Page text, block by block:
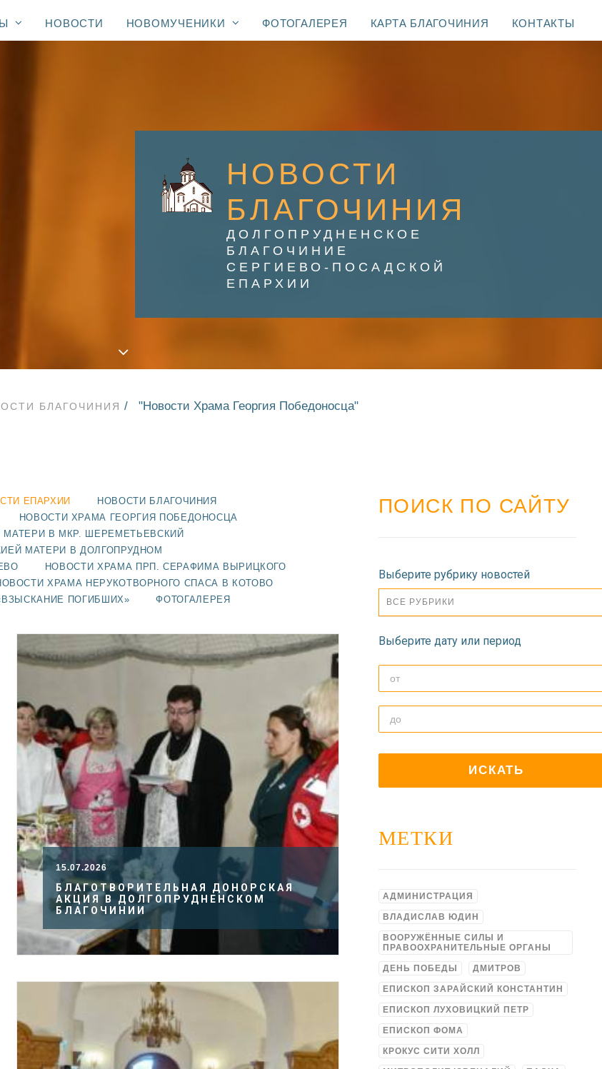
НОВОСТИ НОВОМУЧЕНИКИ ФОТОГАЛЕРЕЯ КАРТА БЛАГОЧИНИЯ КОНТАКТЫ
НОВОСТИ
БЛАГОЧИНИЯ
ДОЛГОПРУДНЕНСКОЕ
БЛАГОЧИНИЕ
СЕРГИЕВО-ПОСАДСКОЙ
ЕПАРХИИ
БЛАГОЧИНИЯ "Новости Храма Георгия Победоносца"
ЕПАРХИИ
НОВОСТИ БЛАГОЧИНИЯ
НОВОСТИ ХРАМА ГЕОРГИЯ ПОБЕДОНОСЦА
В МКР. ШЕРЕМЕТЬЕВСКИЙ
МАТЕРИ В ДОЛГОПРУДНОМ
НОВОСТИ ХРАМА ПРП. СЕРАФИМА ВЫРИЦКОГО
ХРАМА НЕРУКОТВОРНОГО СПАСА В КОТОВО
ПОГИБШИХ»
ФОТОГАЛЕРЕЯ
15.07.2026
БЛАГОТВОРИТЕЛЬНАЯ ДОНОРСКАЯ
АКЦИЯ В ДОЛГОПРУДНЕНСКОМ
БЛАГОЧИНИИ
ПОИСК ПО САЙТУ
Выберите рубрику новостей
ВСЕ РУБРИКИ
Выберите дату или период
МЕТКИ
АДМИНИСТРАЦИЯ
ВЛАДИСЛАВ ЮДИН
ВООРУЖЁННЫЕ СИЛЫ И
ПРАВООХРАНИТЕЛЬНЫЕ ОРГАНЫ
ДЕНЬ ПОБЕДЫ ДМИТРОВ
ЕПИСКОП ЗАРАЙСКИЙ КОНСТАНТИН
ЕПИСКОП ЛУХОВИЦКИЙ ПЕТР
ЕПИСКОП ФОМА
КРОКУС СИТИ ХОЛЛ